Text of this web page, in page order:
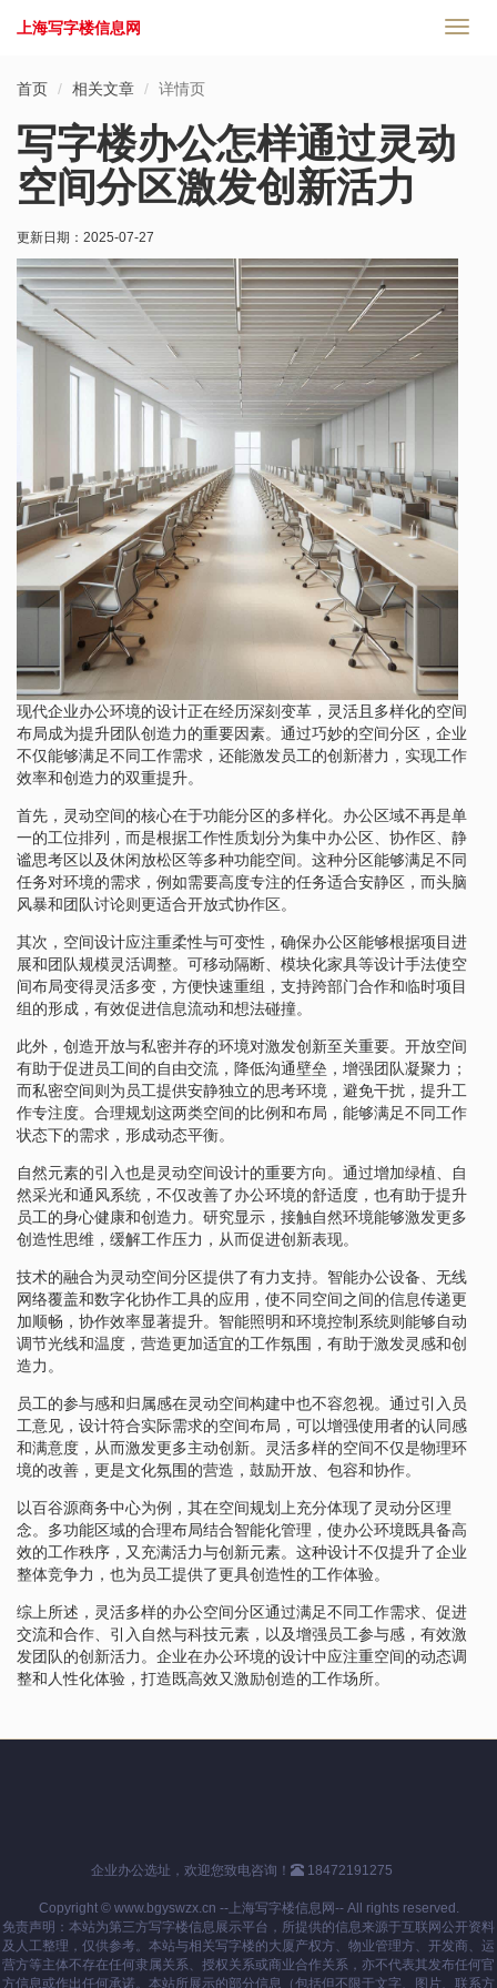
切
上海写字楼信息网
首页 相关文章 详情页
写字楼办公怎样通过灵动
空间分区激发创新活力
更新日期： 2025-07-27
现代企业办公环境的设计正在经历深刻变革，灵活且多样化的空间
布局成为提升团队创造力的重要因素。通过巧妙的空间分区，企业
不仅能够满足不同工作需求，还能激发员工的创新潜力，实现工作
效率和创造力的双重提升。
首先，灵动空间的核心在于功能分区的多样化。办公区域不再是单
一的工位排列，而是根据工作性质划分为集中办公区、协作区、静
谧思考区以及休闲放松区等多种功能空间。这种分区能够满足不同
任务对环境的需求，例如需要高度专注的任务适合安静区，而头脑
风暴和团队讨论则更适合开放式协作区。
其次，空间设计应注重柔性与可变性，确保办公区能够根据项目进
展和团队规模灵活调整。可移动隔断、模块化家具等设计手法使空
间布局变得灵活多变，方便快速重组，支持跨部门合作和临时项目
组的形成，有效促进信息流动和想法碰撞。
此外，创造开放与私密并存的环境对激发创新至关重要。开放空间
有助于促进员工间的自由交流，降低沟通壁垒，增强团队凝聚力；
而私密空间则为员工提供安静独立的思考环境，避免干扰，提升工
作专注度。合理规划这两类空间的比例和布局，能够满足不同工作
状态下的需求，形成动态平衡。
自然元素的引入也是灵动空间设计的重要方向。通过增加绿植、自
然采光和通风系统，不仅改善了办公环境的舒适度，也有助于提升
员工的身心健康和创造力。研究显示，接触自然环境能够激发更多
创造性思维，缓解工作压力，从而促进创新表现。
技术的融合为灵动空间分区提供了有力支持。智能办公设备、无线
网络覆盖和数字化协作工具的应用，使不同空间之间的信息传递更
加顺畅，协作效率显著提升。智能照明和环境控制系统则能够自动
调节光线和温度，营造更加适宜的工作氛围，有助于激发灵感和创
造力。
员工的参与感和归属感在灵动空间构建中也不容忽视。通过引入员
工意见，设计符合实际需求的空间布局，可以增强使用者的认同感
和满意度，从而激发更多主动创新。灵活多样的空间不仅是物理环
境的改善，更是文化氛围的营造，鼓励开放、包容和协作。
以百谷源商务中心为例，其在空间规划上充分体现了灵动分区理
念。多功能区域的合理布局结合智能化管理，使办公环境既具备高
效的工作秩序，又充满活力与创新元素。这种设计不仅提升了企业
整体竞争力，也为员工提供了更具创造性的工作体验。
综上所述，灵活多样的办公空间分区通过满足不同工作需求、促进
交流和合作、引入自然与科技元素，以及增强员工参与感，有效激
发团队的创新活力。企业在办公环境的设计中应注重空间的动态调
整和人性化体验，打造既高效又激励创造的工作场所。
企业办公选址，欢迎您致电咨询！ 18472191275
Copyright © www.bgyswzx.cn --上海写字楼信息网-- All rights reserved.
免责声明：本站为第三方写字楼信息展示平台，所提供的信息来源于互联网公开资料
及人工整理，仅供参考。本站与相关写字楼的大厦产权方、物业管理方、开发商、运
营方等主体不存在任何隶属关系、授权关系或商业合作关系，亦不代表其发布任何官
方信息或作出任何承诺。本站所展示的部分信息（包括但不限于文字、图片、联系方